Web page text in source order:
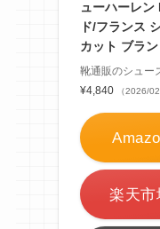
ューハーレン
ド/フランス
カット ブラ
靴通販のシュー
¥4,840
（2026/
楽天市